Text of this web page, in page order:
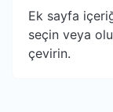
Ek sayfa
seçin veya
çevirin.